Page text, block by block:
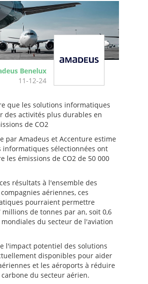
Benelux
11-12-24
que les solutions informatiques
des activités plus durables en
de CO2
par Amadeus et Accenture estime
informatiques sélectionnées ont
les émissions de CO2 de 50 000
résultats à l'ensemble des
aériennes, ces
pourraient permettre
millions de tonnes par an, soit 0,6
du secteur de l'aviation
l'impact potentiel des solutions
disponibles pour aider
et les aéroports à réduire
du secteur aérien.